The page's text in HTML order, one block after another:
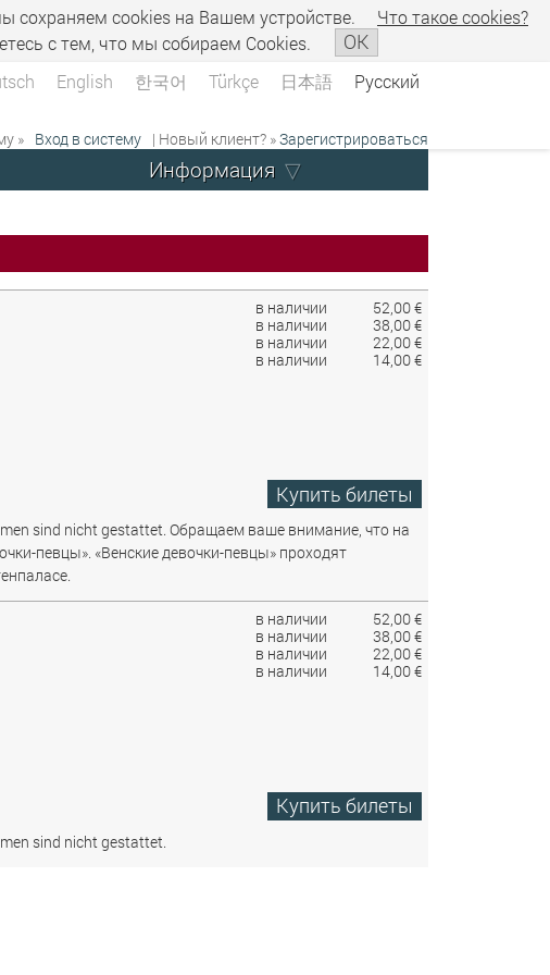
сохраняем сookies на Вашем устройстве.
Что такое сookies?
с тем, что мы собираем Cookies.
OK
English 한국어 Türkçe 日本語 Русский
» Вход в систему | Новый клиент? »Зарегистрироваться
Информация
в наличии
52,00 €
в наличии
38,00 €
в наличии
22,00 €
в наличии
14,00 €
Купить билеты
sind nicht gestattet. Обращаем ваше внимание, что на
певцы». «Венские девочки-певцы» проходят
в наличии
52,00 €
в наличии
38,00 €
в наличии
22,00 €
в наличии
14,00 €
Купить билеты
sind nicht gestattet.